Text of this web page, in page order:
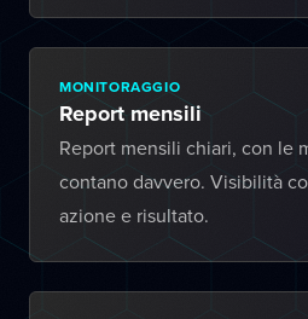
MONITORAGGIO
Report mensili
Report mensili chiari, con le
contano davvero. Visibilità
azione e risultato.